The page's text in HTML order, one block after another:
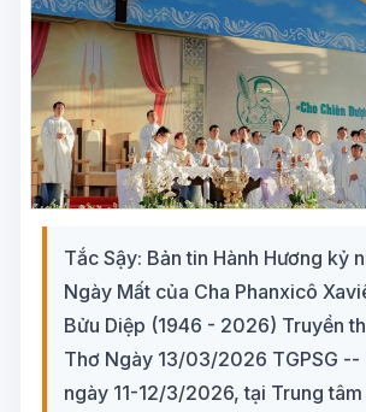
Tắc Sậy: Bản tin Hành Hương kỷ
Ngày Mất của Cha Phanxicô
Bửu Diệp (1946 - 2026) Truyền
Thơ Ngày 13/03/2026 TGPSG --
ngày 11-12/3/2026, tại Trung tâm